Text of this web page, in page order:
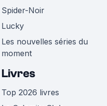
Spider-Noir
Lucky
Les nouvelles séries du
moment
Livres
Top 2026 livres